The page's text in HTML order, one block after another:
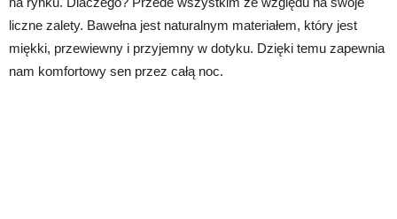
liczne zalety. Bawełna jest naturalnym materiałem, który jest
miękki, przewiewny i przyjemny w dotyku. Dzięki temu zapewnia
nam komfortowy sen przez całą noc.